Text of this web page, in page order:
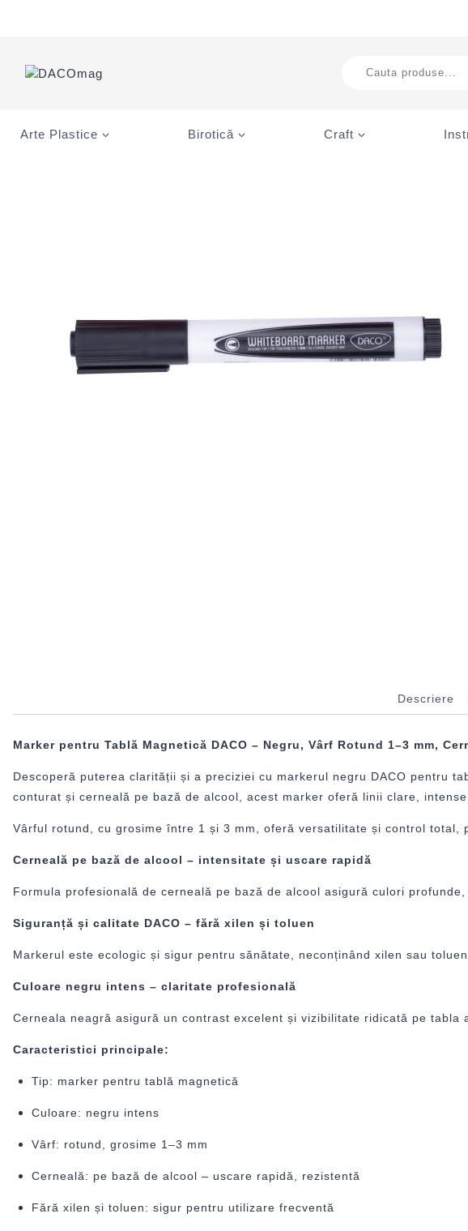
search
Arte Plastice Birotică Craft
Descriere
Marker pentru Tablă Magnetică DACO – Negru, Vârf Rotund 1–3 mm,
Descoperă puterea clarității și a preciziei cu markerul negru DACO pentru
conturat și cerneală pe bază de alcool, acest marker oferă linii clare,
Vârful rotund, cu grosime între 1 și 3 mm, oferă versatilitate și control
Cerneală pe bază de alcool – intensitate și uscare rapidă
Formula profesională de cerneală pe bază de alcool asigură culori
Siguranță și calitate DACO – fără xilen și toluen
Markerul este ecologic și sigur pentru sănătate, neconținând xilen sau
Culoare negru intens – claritate profesională
Cerneala neagră asigură un contrast excelent și vizibilitate ridicată pe
Caracteristici principale:
Tip: marker pentru tablă magnetică
Culoare: negru intens
Vârf: rotund, grosime 1–3 mm
Cerneală: pe bază de alcool – uscare rapidă, rezistentă
Fără xilen și toluen: sigur pentru utilizare frecventă